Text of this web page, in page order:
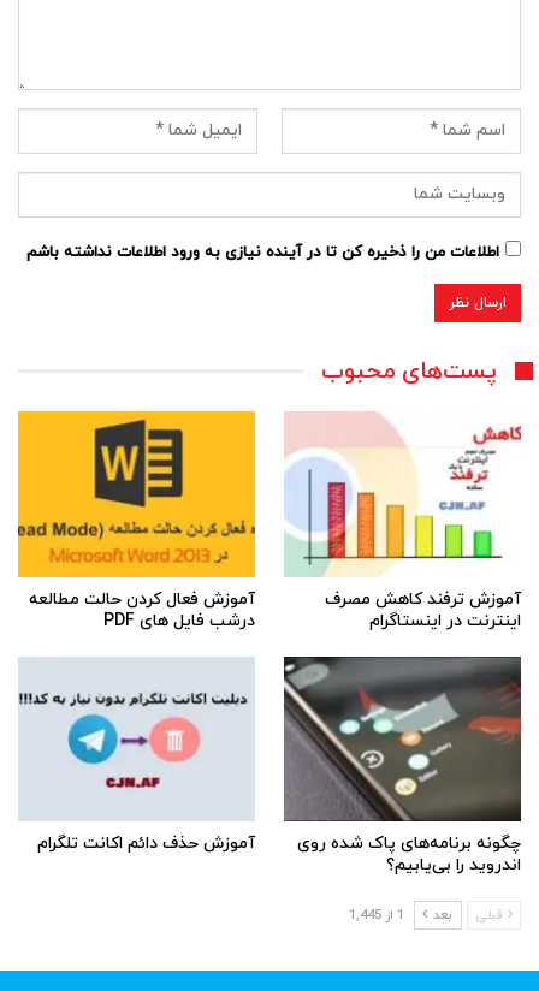
اطلاعات من را ذخیره کن تا در آینده نیازی به ورود اطلاعات نداشته باشم
پست‌های محبوب
آموزش ترفند کاهش مصرف
اینترنت در اینستاگرام
آموزش فعال کردن حالت مطالعه
درشب فایل های PDF
چگونه برنامه‌های پاک شده روی
اندروید را بی‌یابیم؟
آموزش حذف دائم اکانت تلگرام
قبلی بعد 1 از 1,445